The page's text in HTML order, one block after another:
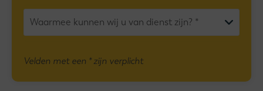
Velden met een * zijn verplicht